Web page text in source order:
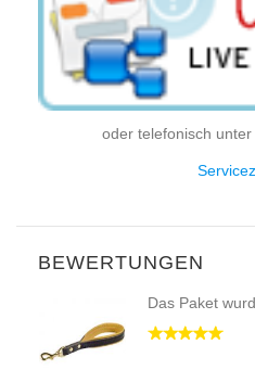
oder telefonisch
BEWERTUNGEN
Das Paket